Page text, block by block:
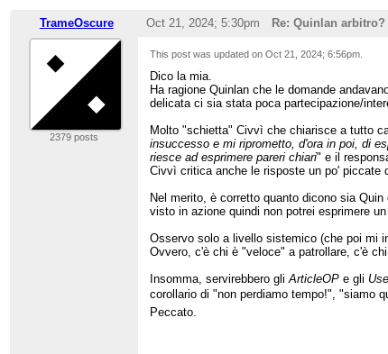
TrameOscure Oct 21, 2024; 5:30pm Re: Quinlan arbitro?
2379 posts
This post was updated onOct 21, 2024; 6:56pm
Dico la mia.
Ha ragione Quinlan che le domande
delicata ci sia stata poca partecipazione/
Molto "schietta" Civvì che chiarisce a tutto
insuccesso e mi riprometto, d'ora in poi, di
riesce ad esprimere pareri chiari" e il
Civvì critica anche le risposte un po'
Nel merito, è corretto quanto dicono sia
visto in azione quindi non potrei esprimere
Osservo solo a livello sistemico (che poi mi
Ovvero, c'è chi è "veloce" a patrollare, c'è
Insomma, servirebbero gliArticleOP e gli
corollario di "non perdiamo tempo!", "siamo
Peccato.